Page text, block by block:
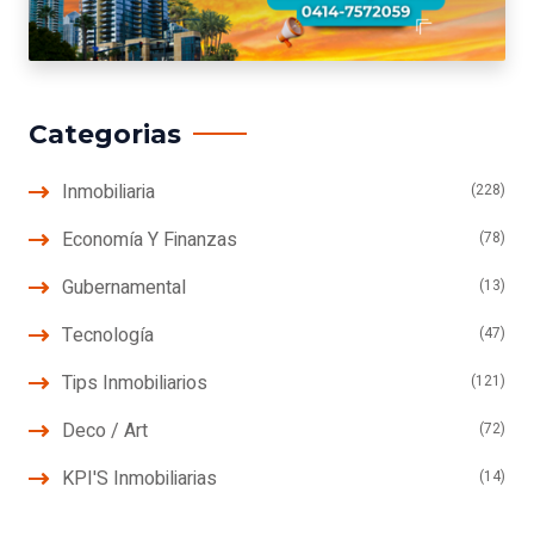
Categorias
Inmobiliaria (228)
Economía Y Finanzas (78)
Gubernamental (13)
Tecnología (47)
Tips Inmobiliarios (121)
Deco / Art (72)
KPI'S Inmobiliarias (14)